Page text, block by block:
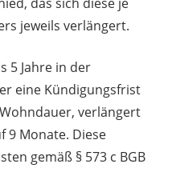
jeweils verlängert.
5 Jahre in der
eine Kündigungsfrist
verlängert
9 Monate. Diese
gemäß § 573 c BGB